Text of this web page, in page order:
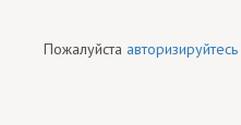
Пожалуйста авторизируйтесь